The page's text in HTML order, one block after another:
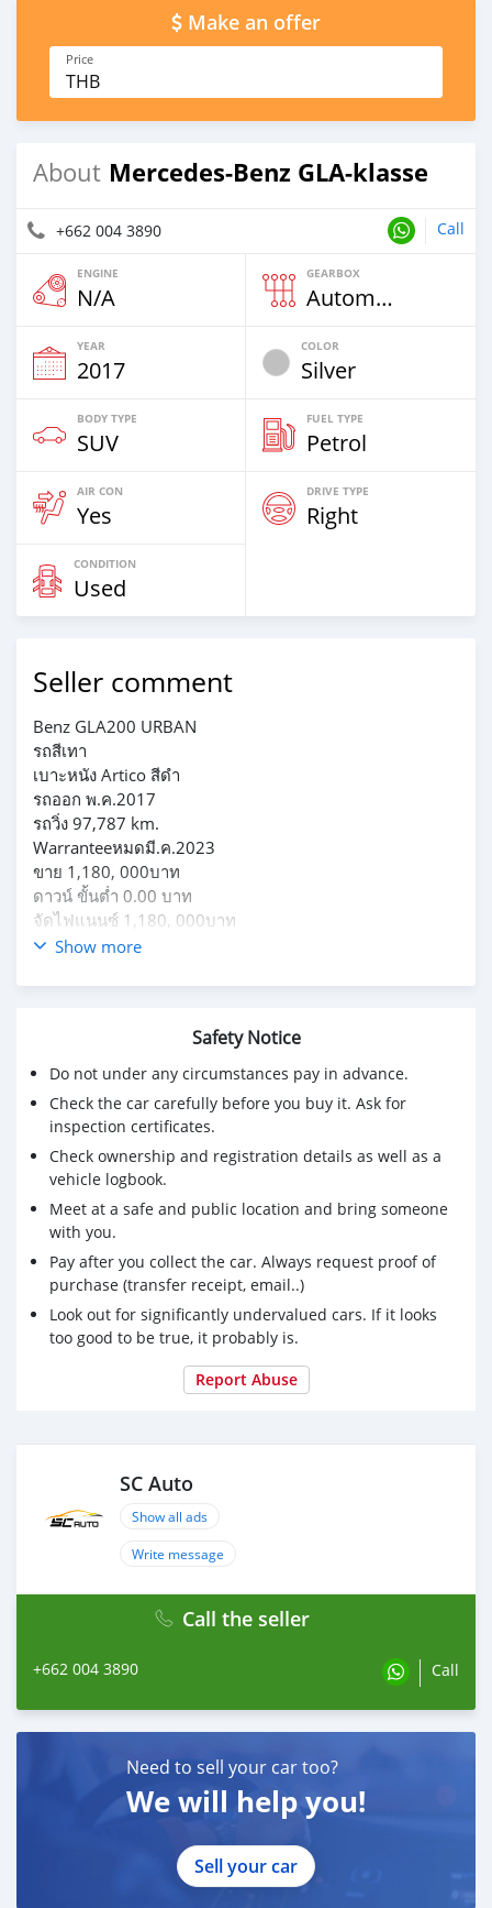
Make an offer
Price
THB
About Mercedes-Benz GLA-klasse
+662 004 3890 Call
ENGINE
N/A
GEARBOX
Automatic
YEAR
2017
COLOR
Silver
BODY TYPE
SUV
FUEL TYPE
Petrol
AIR CON
Yes
DRIVE TYPE
Right
CONDITION
Used
Seller comment
Benz​ GLA200​ URBAN
รถสีเทา
เบาะหนัง​ Artico​ สีดำ
รถออก​ พ.ค.2017
รถวิ่ง​ 97,787 km.
Warrantee​หมด​มี.ค.2023
ขาย​ 1,180, 000บาท
ดาวน์​ ขั้นต่ำ​ 0.00 บาท
จัดไฟแนนซ์​ 1,180, 000บาท
ผ่อน​4ปี​ 2.79ส่ง29,240บาท
ผ่อน​6ปี​3.89​ส่ง21, 630บาท
~~ รหัส​ M270 เบนซิน​ 4​สูบ​
~~ขนาดเครื่องยนต์​ 1,595 cc.​/156​Hp.
~~เกียร์ออ​โต้​ 7G-DCT
~~ ขับเคลื่อนล้อหน้า
~~ MAX​ 18​"
~~ ไฟหน้า​ LED​ High​ Performances
~~ ไฟ​ Daytime​ Running Light​ แบบ​ LED
~~ ไฟฉ่องสว่างในที่มืด​ อัติโนมัติ
~~ ไฟสูง​ อัติโนมัติ​ Adaptive High​ Beam Assist
~~ กระจกมองข้าง, กระจกมองหลัง​ ปรับลดแสง
~~ ราวหลังคา​ อลูมิเนียม
~~ ปลายท่อไอเสีย​ เสริม​แบบคู่​ โครเมี่ยม
~~ paddle​ shift.เปลี่ยนเกียร์ที่พวงมาลัย
~~เบาะหนัง​ Artico
~~ ฝาท้ายไฟฟ้า เปิด/ปิด ไฟฟ้า
~~แอร์ออโต้​ Dual Zone แยกซ้าย/ขวา
~~รองรับ​ Apple​ carplay, Android​ Auto
~~ ABS​ ป้องกันล้อล็อค
~~ EPB เบรคมือไฟฟ้า
~~ Active​ Brake​ Assist เบรคแบบ​ แอคทีฟ
~~ Hill start​ Assist​ ช่วยออกตัวทางลาดชัน
~~ Cruise Control ระบบควบคุมความเร็วอัตโนมัติ​
~~ Speed​tronic​ ระบบจำกัดความเร็ว
Show more
Safety Notice
Do not under any circumstances pay in advance.
Check the car carefully before you buy it. Ask for
inspection certificates.
Check ownership and registration details as well as a
vehicle logbook.
Meet at a safe and public location and bring someone
with you.
Pay after you collect the car. Always request proof of
purchase (transfer receipt, email..)
Look out for significantly undervalued cars. If it looks
too good to be true, it probably is.
Report Abuse
SC Auto
Show all ads
Write message
Call the seller
+662 004 3890 Call
Need to sell your car too?
We will help you!
Sell your car